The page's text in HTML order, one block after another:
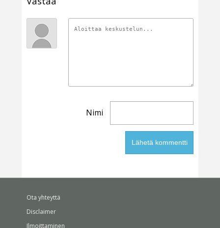
Nimi
Ota yhteyttä
Disclaimer
Ilmoittaminen